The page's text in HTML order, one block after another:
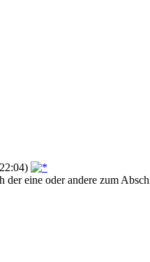
der eine oder andere zum